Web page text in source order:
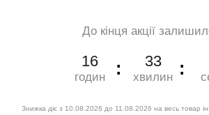
До кінця акції
16
годин
33
хвилин
Знижка діє з 10.08.2026 до 11.08.2026 на весь товар